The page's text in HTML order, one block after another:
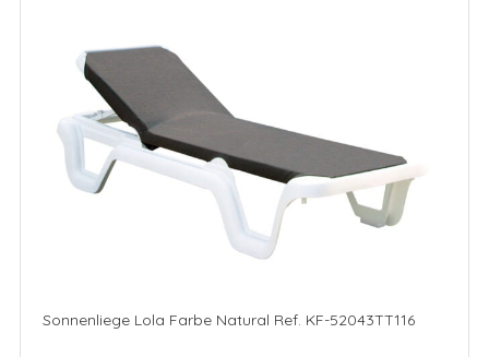
Sonnenliege Lola Farbe Natural Ref. KF-52043TT116